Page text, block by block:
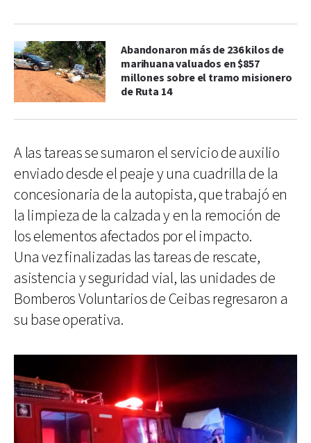
Abandonaron más de 236 kilos de
marihuana valuados en $857
millones sobre el tramo misionero
de Ruta 14
A las tareas se sumaron el servicio de auxilio
enviado desde el peaje y una cuadrilla de la
concesionaria de la autopista, que trabajó en
la limpieza de la calzada y en la remoción de
los elementos afectados por el impacto.
Una vez finalizadas las tareas de rescate,
asistencia y seguridad vial, las unidades de
Bomberos Voluntarios de Ceibas regresaron a
su base operativa.